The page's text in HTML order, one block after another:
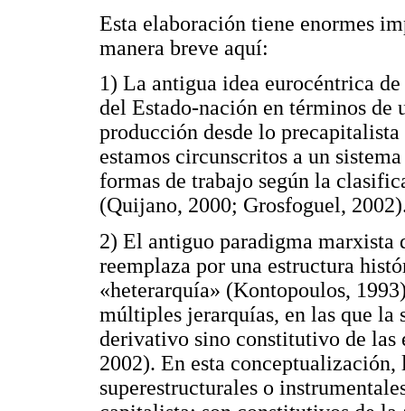
Esta elaboración tiene enormes
manera breve aquí:
1) La antigua idea eurocéntrica
del Estado-nación en términos de
producción desde lo
estamos circunscritos a un
formas de trabajo según la
(Quijano, 2000; Grosfoguel,
2) El antiguo paradigma marxista
reemplaza por una estructura
«heterarquía» (Kontopoulos,
múltiples jerarquías, en las que
derivativo sino constitutivo de las
2002). En esta
superestructurales o